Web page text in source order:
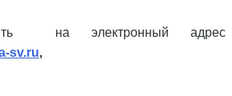
на электронный адрес
sv.ru,